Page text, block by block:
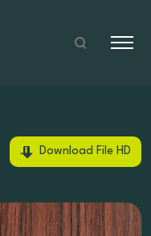
Download File HD